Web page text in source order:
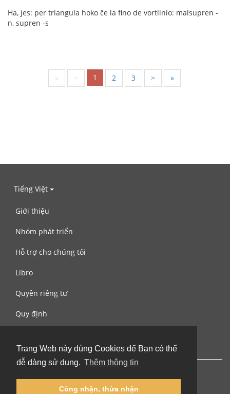
Trang Web này dùng Cookies để Bạn có thể
dễ dàng sử dụng. Thêm thông tin
Công nhận, thừa nhận
Ha, jes: per triangula hoko ĉe la fino de vortlinio: malsupren -
n, supren -s
« < 1 2 3 > »
Tiếng Việt
Giới thiệu
Nhóm phát triển
Hỗ trợ cho chúng tôi
Libro
Quyền riêng tư
Quy định